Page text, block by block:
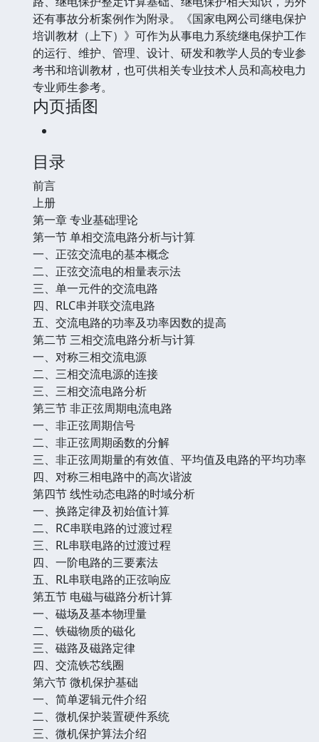
还有事故分析案例作为附录。《国家电网公司继电保护
培训教材（上下）》可作为从事电力系统继电保护工作
的运行、维护、管理、设计、研发和教学人员的专业参
考书和培训教材，也可供相关专业技术人员和高校电力
专业师生参考。
内页插图
目录
前言
上册
第一章 专业基础理论
第一节 单相交流电路分析与计算
一、正弦交流电的基本概念
二、正弦交流电的相量表示法
三、单一元件的交流电路
四、RLC串并联交流电路
五、交流电路的功率及功率因数的提高
第二节 三相交流电路分析与计算
一、对称三相交流电源
二、三相交流电源的连接
三、三相交流电路分析
第三节 非正弦周期电流电路
一、非正弦周期信号
二、非正弦周期函数的分解
三、非正弦周期量的有效值、平均值及电路的平均功率
四、对称三相电路中的高次谐波
第四节 线性动态电路的时域分析
一、换路定律及初始值计算
二、RC串联电路的过渡过程
三、RL串联电路的过渡过程
四、一阶电路的三要素法
五、RL串联电路的正弦响应
第五节 电磁与磁路分析计算
一、磁场及基本物理量
二、铁磁物质的磁化
三、磁路及磁路定律
四、交流铁芯线圈
第六节 微机保护基础
一、简单逻辑元件介绍
二、微机保护装置硬件系统
三、微机保护算法介绍